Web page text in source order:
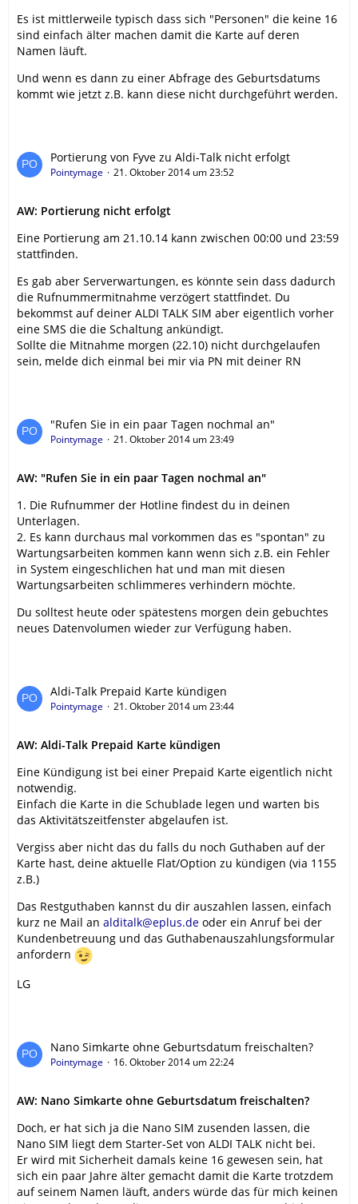
Es ist mittlerweile typisch dass sich "Personen" die keine 16
sind einfach älter machen damit die Karte auf deren
Namen läuft.
Und wenn es dann zu einer Abfrage des Geburtsdatums
kommt wie jetzt z.B. kann diese nicht durchgeführt werden.
Portierung von Fyve zu Aldi-Talk nicht erfolgt
Pointymage 21. Oktober 2014 um 23:52
AW: Portierung nicht erfolgt
Eine Portierung am 21.10.14 kann zwischen 00:00 und 23:59
stattfinden.
Es gab aber Serverwartungen, es könnte sein dass dadurch
die Rufnummermitnahme verzögert stattfindet. Du
bekommst auf deiner ALDI TALK SIM aber eigentlich vorher
eine SMS die die Schaltung ankündigt.
Sollte die Mitnahme morgen (22.10) nicht durchgelaufen
sein, melde dich einmal bei mir via PN mit deiner RN
"Rufen Sie in ein paar Tagen nochmal an"
Pointymage 21. Oktober 2014 um 23:49
AW: "Rufen Sie in ein paar Tagen nochmal an"
1. Die Rufnummer der Hotline findest du in deinen
Unterlagen.
2. Es kann durchaus mal vorkommen das es "spontan" zu
Wartungsarbeiten kommen kann wenn sich z.B. ein Fehler
in System eingeschlichen hat und man mit diesen
Wartungsarbeiten schlimmeres verhindern möchte.
Du solltest heute oder spätestens morgen dein gebuchtes
neues Datenvolumen wieder zur Verfügung haben.
Aldi-Talk Prepaid Karte kündigen
Pointymage 21. Oktober 2014 um 23:44
AW: Aldi-Talk Prepaid Karte kündigen
Eine Kündigung ist bei einer Prepaid Karte eigentlich nicht
notwendig.
Einfach die Karte in die Schublade legen und warten bis
das Aktivitätszeitfenster abgelaufen ist.
Vergiss aber nicht das du falls du noch Guthaben auf der
Karte hast, deine aktuelle Flat/Option zu kündigen (via 1155
z.B.)
Das Restguthaben kannst du dir auszahlen lassen, einfach
kurz ne Mail an alditalk@eplus.de oder ein Anruf bei der
Kundenbetreuung und das Guthabenauszahlungsformular
anfordern
LG
Nano Simkarte ohne Geburtsdatum freischalten?
Pointymage 16. Oktober 2014 um 22:24
AW: Nano Simkarte ohne Geburtsdatum freischalten?
Doch, er hat sich ja die Nano SIM zusenden lassen, die
Nano SIM liegt dem Starter-Set von ALDI TALK nicht bei.
Er wird mit Sicherheit damals keine 16 gewesen sein, hat
sich ein paar Jahre älter gemacht damit die Karte trotzdem
auf seinem Namen läuft, anders würde das für mich keinen